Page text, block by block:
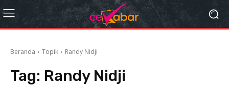
Beranda Topik Randy Nidji
Tag: Randy Nidji